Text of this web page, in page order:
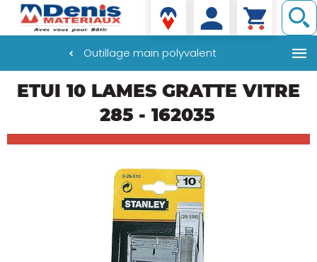
Denis matériaux
Outillage main polyvalent
ETUI 10 LAMES GRATTE VITRE
285 - 162035